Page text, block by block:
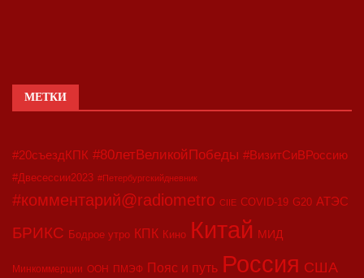
МЕТКИ
#20съездКПК #80летВеликойПобеды #ВизитСиВРоссию
#Двесессии2023 #Петербургскийдневник
#комментарий@radiometro CIIE COVID-19 G20 АТЭС
БРИКС Бодрое утро КПК Кино Китай МИД
Минкоммерции ООН ПМЭФ Пояс и путь Россия США